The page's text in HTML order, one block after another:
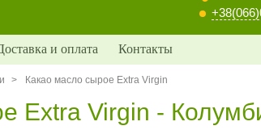
и оплата Контакты
> Какао масло сырое Extra Virgin
Extra Virgin -